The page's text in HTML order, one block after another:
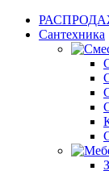
Сантехника